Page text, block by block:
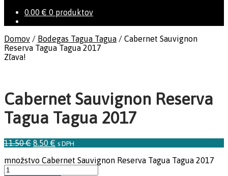
0.00 € 0 produktov
Domov / Bodegas Tagua Tagua / Cabernet Sauvignon
Reserva Tagua Tagua 2017
Zľava!
Cabernet Sauvignon Reserva
Tagua Tagua 2017
11.50€ 8.50 € s DPH
množstvo Cabernet Sauvignon Reserva Tagua Tagua 2017